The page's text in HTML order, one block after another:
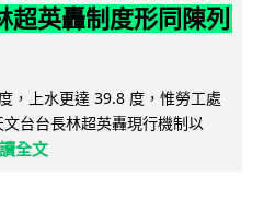
超英轟制度形同陳列
，上水更達 39.8 度，惟勞工處
台台長林超英轟現行機制以
全文